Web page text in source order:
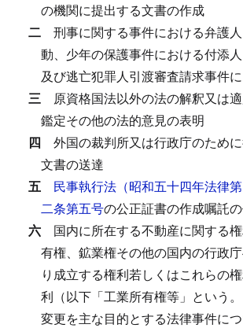
の機関に提出する文書の作成
二 刑事に関する事件における弁護
動、少年の保護事件における付添
及び逃亡犯罪人引渡審査請求事件
三 原資格国法以外の法の解釈又は
鑑定その他の法的意見の表明
四 外国の裁判所又は行政庁のため
文書の送達
五 民事執行法（昭和五十四年法律
二条第五号の公正証書の作成嘱託
六 国内に所在する不動産に関する
有権、鉱業権その他の国内の行政
り成立する権利若しくはこれらの
利（以下「工業所有権等」という
変更を主な目的とする法律事件に